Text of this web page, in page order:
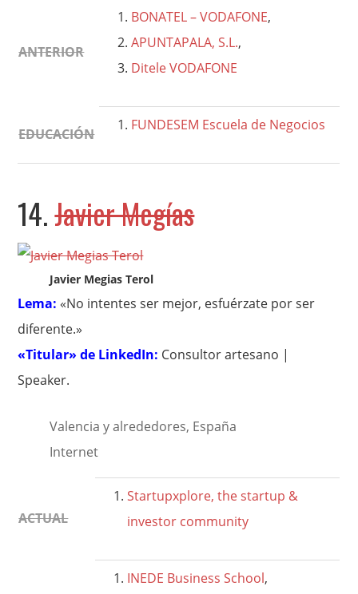
ANTERIOR
BONATEL – VODAFONE,
APUNTAPALA, S.L.,
Ditele VODAFONE
EDUCACIÓN
FUNDESEM Escuela de Negocios
14.Javier Megías
Javier Megias Terol
Lema: «No intentes ser mejor, esfuérzate por ser
diferente.»
«Titular» de LinkedIn: Consultor artesano |
Speaker.
Valencia y alrededores, España
Internet
ACTUAL
Startupxplore, the startup &
investor community
INEDE Business School,